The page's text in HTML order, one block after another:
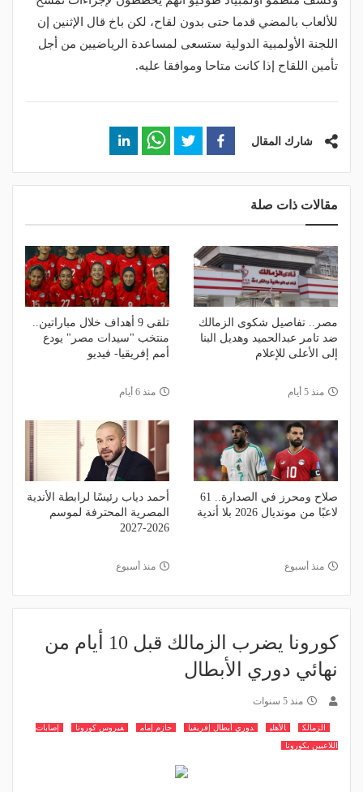
للألعاب بالمضي قدما حتى بدون لقاح، لكن باخ قال الإثنين إن
اللجنة الأولمبية الدولية ستسعى لمساعدة الرياضيين من أجل
تأمين اللقاح إذا كانت متاحا وموافقا عليه.
شارك المقال
مقالات ذات صلة
مصر.. تفاصيل شكوى الزمالك
ضد تامر عبدالحميد وهديل البنا
إلى الأعلى للإعلام
منذ 5 أيام
تلقى 9 أهداف خلال مباراتين..
منتخب "سيدات مصر" يودع
أمم إفريقيا- فيديو
منذ 6 أيام
صلاح ومحرز في الصدارة.. 61
لاعبًا من مونديال 2026 بلا أندية
منذ أسبوع
أحمد دياب رئيسًا لرابطة الأندية
المصرية المحترفة لموسم
2026-2027
منذ أسبوع
كورونا يضرب الزمالك قبل 10 أيام من
نهائي دوري الأبطال
منذ 5 سنوات
الزمالك الأهلي دوري أبطال إفريقيا حازم إمام فيروس كورونا
إصابات
اللاعبين بكورونا